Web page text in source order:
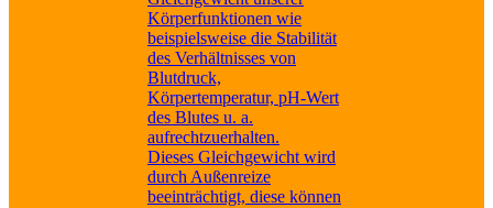
Körperfunktionen wie
beispielsweise die Stabilität
des Verhältnisses von
Blutdruck,
Körpertemperatur, pH-Wert
des Blutes u. a.
aufrechtzuerhalten.
Dieses Gleichgewicht wird
durch Außenreize
beeinträchtigt, diese können